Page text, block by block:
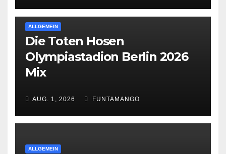
ALLGEMEIN
Die Toten Hosen
Olympiastadion Berlin 2026
Mix
AUG. 1, 2026 FUNTAMANGO
ALLGEMEIN